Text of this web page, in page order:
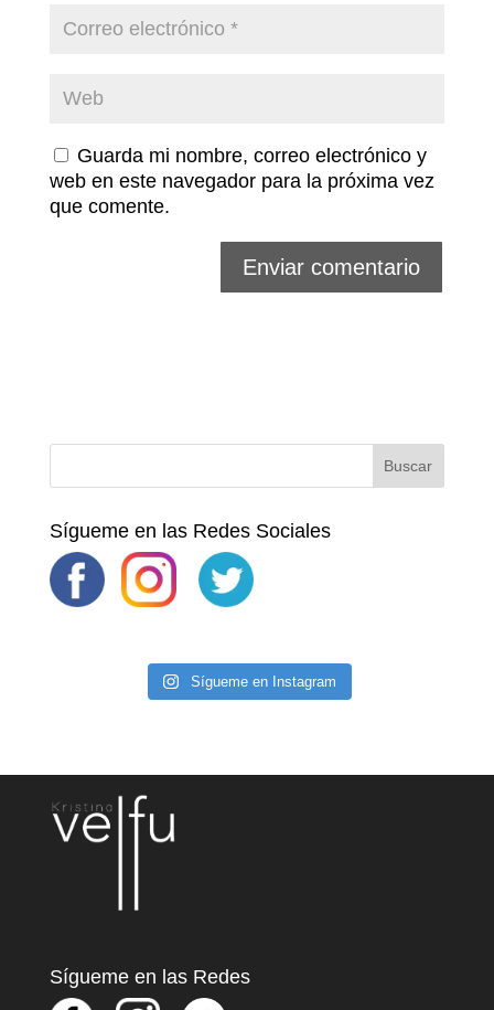
Guarda mi nombre, correo electrónico y
web en este navegador para la próxima vez
que comente.
Sígueme en las Redes Sociales
Sígueme en Instagram
Sígueme en las Redes